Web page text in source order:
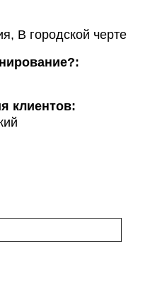
В городской черте
клиентов: